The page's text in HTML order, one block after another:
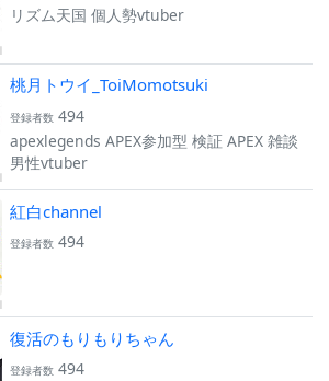
リズム天国 個人勢vtuber
桃月トウイ_ToiMomotsuki
登録者数 494
apexlegends APEX参加型 検証 APEX 雑談
男性vtuber
紅白channel
登録者数 494
復活のもりもりちゃん
登録者数 494